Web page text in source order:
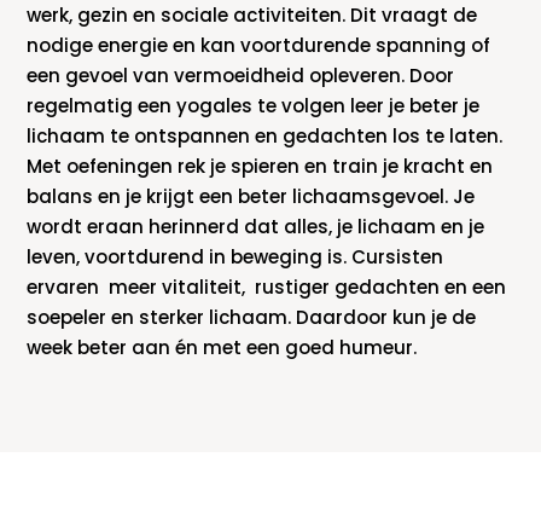
werk, gezin en sociale activiteiten. Dit vraagt de
nodige energie en kan voortdurende spanning of
een gevoel van vermoeidheid opleveren. Door
regelmatig een yogales te volgen leer je beter je
lichaam te ontspannen en gedachten los te laten.
Met oefeningen rek je spieren en train je kracht en
balans en je krijgt een beter lichaamsgevoel. Je
wordt eraan herinnerd dat alles, je lichaam en je
leven, voortdurend in beweging is. Cursisten
ervaren meer vitaliteit, rustiger gedachten en een
soepeler en sterker lichaam. Daardoor kun je de
week beter aan én met een goed humeur.